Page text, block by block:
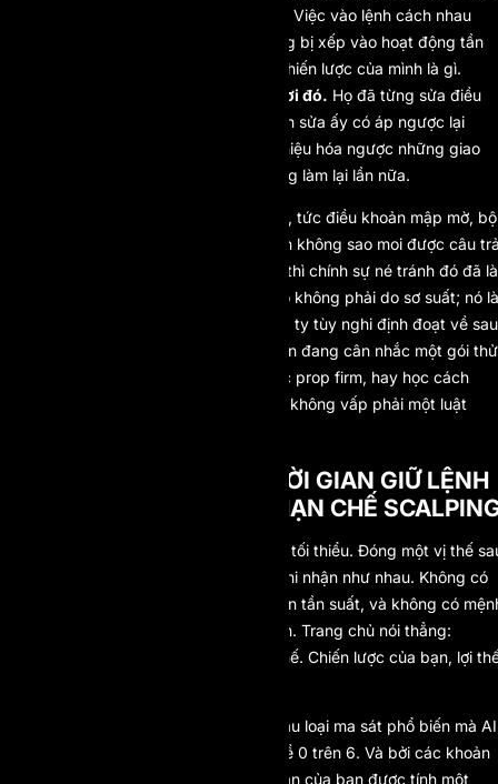
chạm phải mà không hay biết. Việc vào lệnh cách nhau
dưới năm giây cũng ngày càng bị xếp vào hoạt động tần
suất cao, bất kể bạn gọi tên chiến lược của mình là gì.
Nhìn lại lịch sử đổi luật của nơi đó. Họ đã từng sửa điều
khoản giữa chừng chưa, và lần sửa ấy có áp ngược lại
không? Một công ty từng vô hiệu hóa ngược những giao
dịch đã tất toán thì sẽ sẵn sàng làm lại lần nữa.
Nếu cách trên không cho ra kết quả, tức điều khoản mập mờ, bộ
phận hỗ trợ trả lời vòng vo, hoặc bạn không sao moi được câu
lời thẳng cho câu hỏi hủy-lợi-nhuận, thì chính sự né tránh đó đã là
câu trả lời. Một bộ điều khoản mơ hồ không phải do sơ suất; nó là
khoảng trống được chừa lại để công ty tùy nghi định đoạt về
Cũng nên giữ sự cẩn trọng ấy dù bạn đang cân nhắc một gói thử
bài so sánh các prop firm, hay học cách
mà không vấp phải một luật
AI PROP KHÔNG CÓ THỜI GIAN GIỮ LỆNH
TỐI THIỂU VÀ KHÔNG HẠN CHẾ
AI Prop không đặt thời gian giữ lệnh tối thiểu. Đóng một vị thế
hai giây hay hai giờ, kết quả được ghi nhận như nhau. Không có
lệnh cấm tick scalping, không có trần tần suất, và không có
đề độ trễ nào nằm chờ tới lúc rút tiền. Trang chủ nói thẳng:
“Scalping, swing, EAs, không hạn chế. Chiến lược của bạn, lợi
Quy định giữ lệnh chỉ là một trong sáu loại ma sát phổ biến mà AI
Prop đã gỡ bỏ, đưa Friction Score về 0 trên 6. Và bởi các khoản
chi trả chạy trên blockchain, lợi nhuận của bạn được tính một